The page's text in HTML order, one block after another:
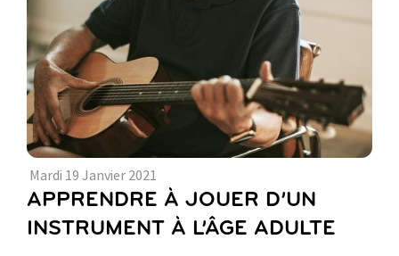
Mardi 19 Janvier 2021
APPRENDRE À JOUER D’UN
INSTRUMENT À L’ÂGE ADULTE